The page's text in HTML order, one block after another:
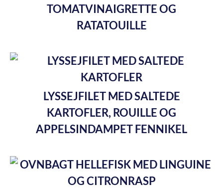
TOMATVINAIGRETTE OG
RATATOUILLE
LYSSEJFILET MED SALTEDE
KARTOFLER, ROUILLE OG
APPELSINDAMPET FENNIKEL